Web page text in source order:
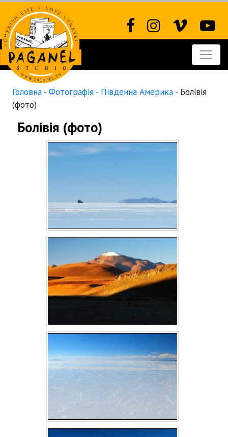
Головна- Фотографія- Південна Америка- Болівія
(фото)
Болівія (фото)